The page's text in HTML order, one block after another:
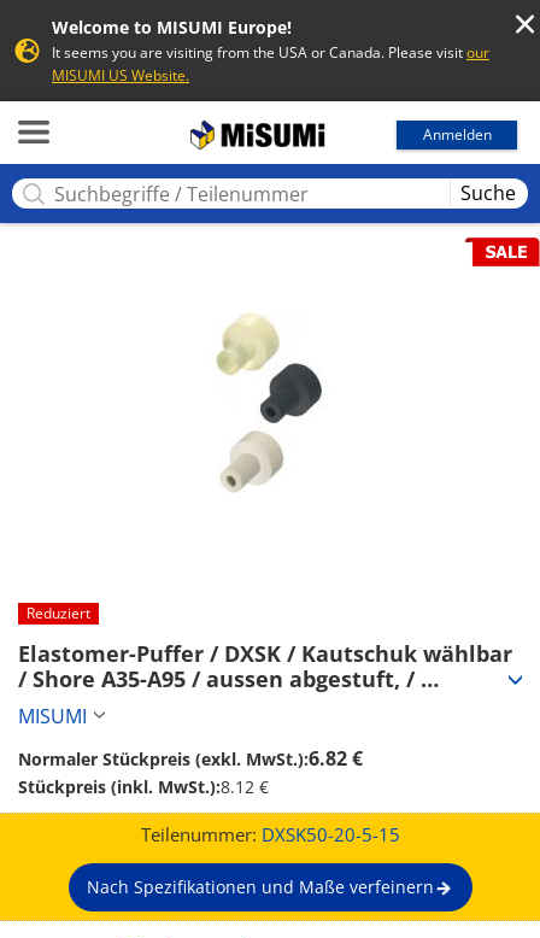
Welcome to MISUMI Europe!
It seems you are visiting from the USA or Canada. Please visitour
MISUMI US Website.
Anmelden
Suche
Reduziert
Elastomer-Puffer / DXSK / Kautschuk wählbar
/ Shore A35-A95 / aussen abgestuft, /
Durchgangbohrung, abgesetzt, abgestuft / AD
8-60 / Länge 8-40 (DXSK50-20-5-15)
MISUMI
Normaler Stückpreis (exkl. MwSt.):6.82 €
Stückpreis (inkl. MwSt.):8.12 €
Teilenummer: DXSK50-20-5-15
Nach Spezifikationen und Maße verfeinern